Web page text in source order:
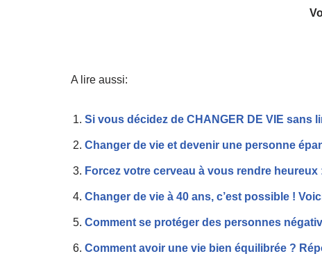
A lire aussi:
Si vous décidez de CHANGER DE VIE sans
Changer de vie et devenir une personne
Forcez votre cerveau à vous rendre heureux
Changer de vie à 40 ans, c’est possible !
Comment se protéger des personnes
Comment avoir une vie bien équilibrée ?